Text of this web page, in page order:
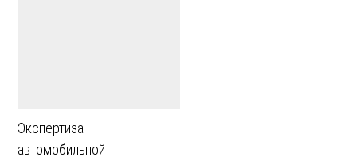
Экспертиза
автомобильной